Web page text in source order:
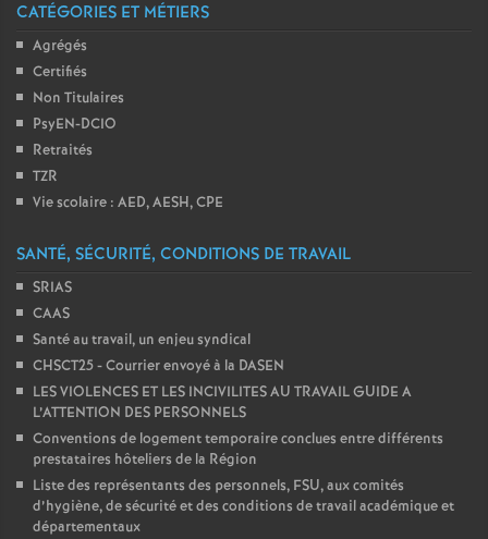
CATÉGORIES ET MÉTIERS
Agrégés
Certifiés
Non Titulaires
PsyEN-DCIO
Retraités
TZR
Vie scolaire : AED, AESH, CPE
SANTÉ, SÉCURITÉ, CONDITIONS DE TRAVAIL
SRIAS
CAAS
Santé au travail, un enjeu syndical
CHSCT25 - Courrier envoyé à la DASEN
LES VIOLENCES ET LES INCIVILITES AU TRAVAIL GUIDE A
L’ATTENTION DES PERSONNELS
Conventions de logement temporaire conclues entre différents
prestataires hôteliers de la Région
Liste des représentants des personnels, FSU, aux comités
d’hygiène, de sécurité et des conditions de travail académique et
départementaux